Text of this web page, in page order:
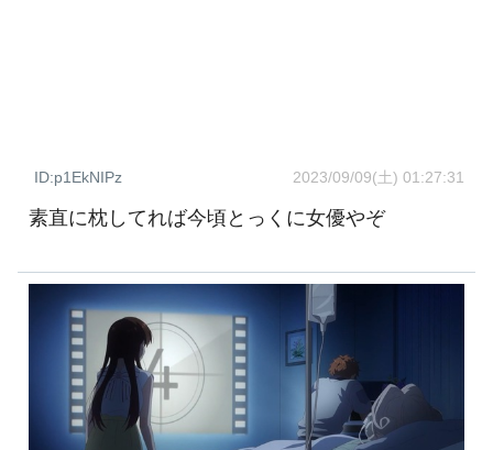
ID:p1EkNIPz 2023/09/09(土) 01:27:31
素直に枕してれば今頃とっくに女優やぞ